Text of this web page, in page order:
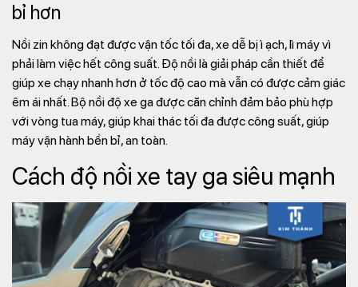
bỉ hơn
Nồi zin không đạt được vận tốc tối đa, xe dễ bị ì ạch, lì máy vì
phải làm việc hết công suất. Độ nồi là giải pháp cần thiết để
giúp xe chạy nhanh hơn ở tốc độ cao mà vẫn có được cảm giác
êm ái nhất. Bộ nồi độ xe ga được căn chỉnh đảm bảo phù hợp
với vòng tua máy, giúp khai thác tối đa được công suất, giúp
máy vận hành bền bỉ, an toàn.
Cách độ nồi xe tay ga siêu mạnh